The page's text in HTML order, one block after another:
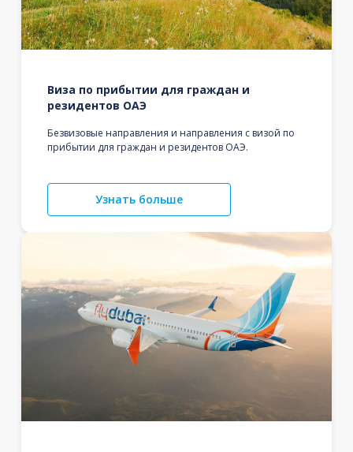
Виза по прибытии для граждан и
резидентов ОАЭ
Безвизовые направления и направления с визой по
прибытии для граждан и резидентов ОАЭ.
Узнать больше